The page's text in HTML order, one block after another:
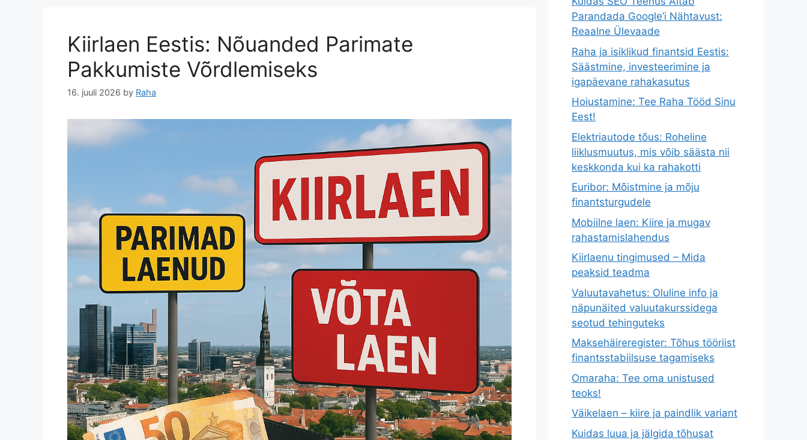
Kiirlaen Eestis: Nõuanded Parimate
Pakkumiste Võrdlemiseks
16. juuli 2026 by Raha
Parandada Google’i Nähtavust:
Reaalne Ülevaade
Raha ja isiklikud finantsid Eestis:
Säästmine, investeerimine ja
igapäevane rahakasutus
Hoiustamine: Tee Raha Tööd Sinu
Eest!
Elektriautode tõus: Roheline
liiklusmuutus, mis võib säästa nii
keskkonda kui ka rahakotti
Euribor: Mõistmine ja mõju
finantsturgudele
Mobiilne laen: Kiire ja mugav
rahastamislahendus
Kiirlaenu tingimused – Mida
peaksid teadma
Valuutavahetus: Oluline info ja
näpunäited valuutakurssidega
seotud tehinguteks
Maksehäireregister: Tõhus tööriist
finantsstabiilsuse tagamiseks
Omaraha: Tee oma unistused
teoks!
Väikelaen – kiire ja paindlik variant
Kuidas luua ja jälgida tõhusat